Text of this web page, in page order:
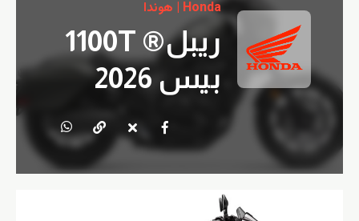
Honda | هوندا
ريبل® 1100T
بيس 2026